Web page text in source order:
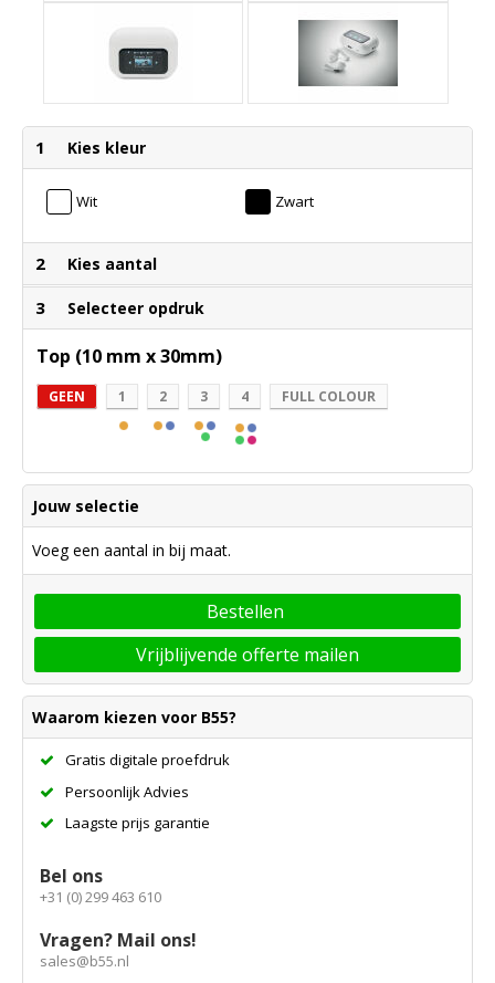
1 Kies kleur
Wit Zwart
2 Kies aantal
3 Selecteer opdruk
Top (10 mm x 30mm)
GEEN 1 2 3 4 FULL COLOUR
Jouw selectie
Voeg een aantal in bij maat.
Bestellen
Vrijblijvende offerte mailen
Waarom kiezen voor B55?
Gratis digitale proefdruk
Persoonlijk Advies
Laagste prijs garantie
Bel ons
+31 (0) 299 463 610
Vragen? Mail ons!
sales@b55.nl